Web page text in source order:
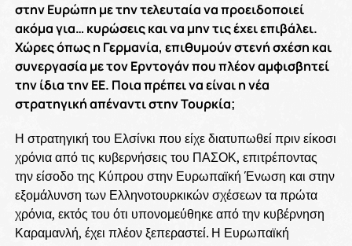
στην Ευρώπη με την τελευταία να προειδοποιεί
ακόμα για… κυρώσεις και να μην τις έχει επιβάλει.
Χώρες όπως η Γερμανία, επιθυμούν στενή σχέση και
συνεργασία με τον Ερντογάν που πλέον αμφισβητεί
την ίδια την ΕΕ. Ποια πρέπει να είναι η νέα
στρατηγική απέναντι στην Τουρκία;
Η στρατηγική του Ελσίνκι που είχε διατυπωθεί πριν είκοσι
χρόνια από τις κυβερνήσεις του ΠΑΣΟΚ, επιτρέποντας
την είσοδο της Κύπρου στην Ευρωπαϊκή Ένωση και στην
εξομάλυνση των Ελληνοτουρκικών σχέσεων τα πρώτα
χρόνια, εκτός του ότι υπονομεύθηκε από την κυβέρνηση
Καραμανλή, έχει πλέον ξεπεραστεί. Η Ευρωπαϊκή